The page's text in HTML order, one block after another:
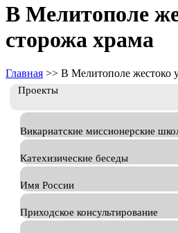
В Мелитополе
сторожа храма
Главная >> В Мелитополе жестоко
Проекты
Викариатские миссионерские
Катехизические беседы
Имя России
Приходское консультирование